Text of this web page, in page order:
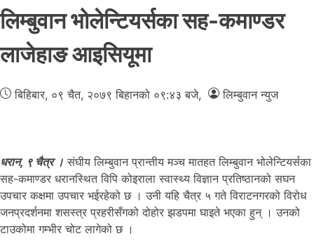
लिम्बुवान भोलेन्टियर्सका सह-कमाण्डर
लाजेहाङ आइसियूमा
बिहिबार, ०९ चैत, २०७९बिहानको ०९:४३ बजे, लिम्बुवान न्युज
धरान, ९ चैत्र । संघीय लिम्बुवान प्रान्तीय मञ्च मातहत लिम्बुवान भोलेन्टियर्सका
सह-कमाण्डर धरानस्थित विपि कोइराला स्वास्थ्य विज्ञान प्रतिष्ठानको सघन
उपचार कक्षमा उपचार भईरहेको छ । उनी यहि चैत्र ५ गते विराटनगरको विरोध
जनप्रदर्शनमा शसस्त्र प्रहरीसँगको दोहोर झडपमा घाइते भएका हुन् । उनको
टाउकोमा गम्भीर चोट लागेको छ ।